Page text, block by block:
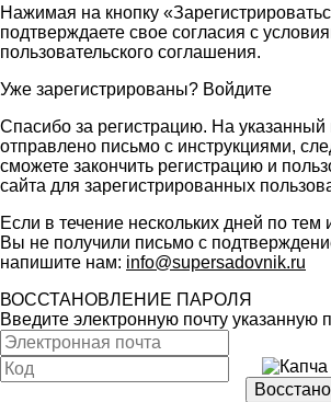
Нажимая на кнопку
подтверждаете свое согласия с
пользовательского соглашения.
Уже зарегистрированы? Войдите
Спасибо за регистрацию. На
отправлено письмо с инструкциями,
сможете закончить регистрацию и
сайта для зарегистрированных
Если в течение нескольких дней по
Вы не получили письмо с
напишите нам: info@supersadovnik.ru
ВОССТАНОВЛЕНИЕ ПАРОЛЯ
Введите электронную почту указанную